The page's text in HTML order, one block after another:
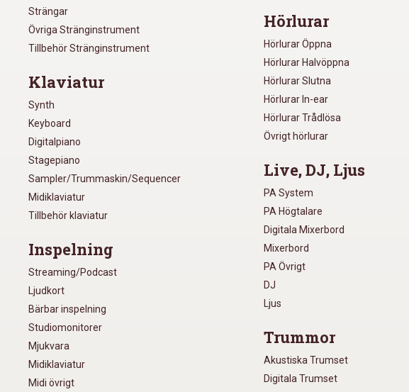
Strängar
Övriga Stränginstrument
Tillbehör Stränginstrument
Klaviatur
Synth
Keyboard
Digitalpiano
Stagepiano
Sampler/Trummaskin/Sequencer
Midiklaviatur
Tillbehör klaviatur
Inspelning
Streaming/Podcast
Ljudkort
Bärbar inspelning
Studiomonitorer
Mjukvara
Midiklaviatur
Midi övrigt
Hörlurar
Hörlurar Öppna
Hörlurar Halvöppna
Hörlurar Slutna
Hörlurar In-ear
Hörlurar Trådlösa
Övrigt hörlurar
Live, DJ, Ljus
PA System
PA Högtalare
Digitala Mixerbord
Mixerbord
PA Övrigt
DJ
Ljus
Trummor
Akustiska Trumset
Digitala Trumset